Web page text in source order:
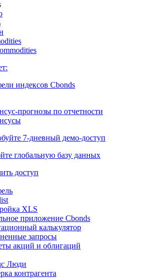
индексов Cbonds
прогнозы по отчетности
7-дневный демо-доступ
глобальную базу данных
доступ
XLS
приложение Cbonds
калькулятор
запросы
акций и облигаций
Люди
контрагента